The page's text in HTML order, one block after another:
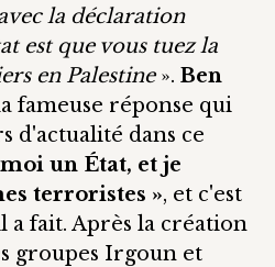
la déclaration
est que vous tuez la
en Palestine». Ben
fameuse réponse qui
d'actualité dans ce
un État, et je
terroristes », et c'est
a fait. Après la création
groupes Irgoun et